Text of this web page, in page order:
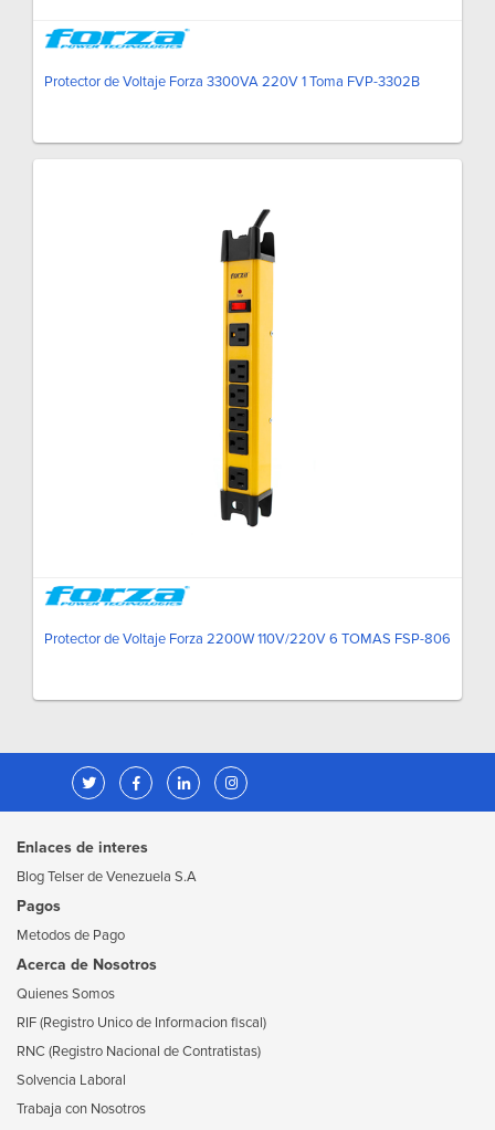
Protector de Voltaje Forza 3300VA 220V 1 Toma FVP-3302B
Protector de Voltaje Forza 2200W 110V/220V 6 TOMAS FSP-806
Enlaces de interes
Blog Telser de Venezuela S.A
Pagos
Metodos de Pago
Acerca de Nosotros
Quienes Somos
RIF (Registro Unico de Informacion fiscal)
RNC (Registro Nacional de Contratistas)
Solvencia Laboral
Trabaja con Nosotros